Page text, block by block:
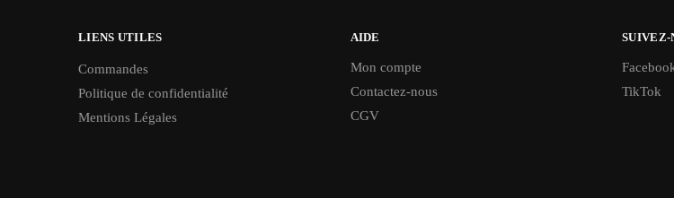
LIENS UTILES
Commandes
Politique de confidentialité
Mentions Légales
AIDE
Mon compte
Contactez-nous
CGV
SUIVEZ-
TikTok